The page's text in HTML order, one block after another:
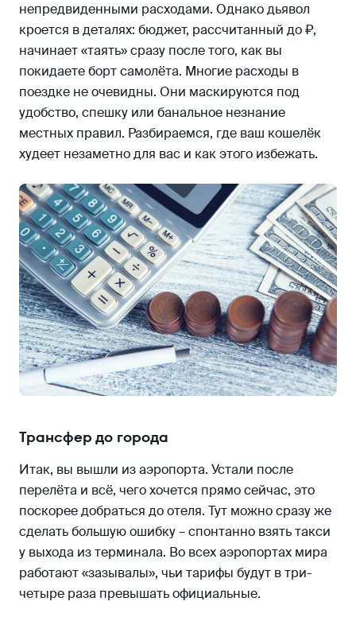
непредвиденными расходами. Однако дьявол
кроется в деталях: бюджет, рассчитанный до ₽,
начинает «таять» сразу после того, как вы
покидаете борт самолёта. Многие расходы в
поездке не очевидны. Они маскируются под
удобство, спешку или банальное незнание
местных правил. Разбираемся, где ваш кошелёк
худеет незаметно для вас и как этого избежать.
Трансфер до города
Итак, вы вышли из аэропорта. Устали после
перелёта и всё, чего хочется прямо сейчас, это
поскорее добраться до отеля. Тут можно сразу же
сделать большую ошибку – спонтанно взять такси
у выхода из терминала. Во всех аэропортах мира
работают «зазывалы», чьи тарифы будут в три-
четыре раза превышать официальные.